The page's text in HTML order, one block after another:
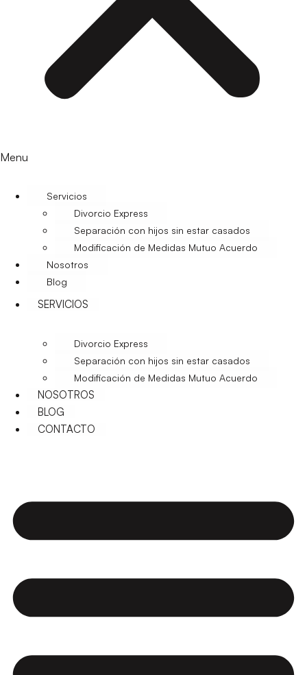
Menu
Servicios
Divorcio Express
Separación con hijos sin estar casados
Modificación de Medidas Mutuo Acuerdo
Nosotros
Blog
SERVICIOS
Divorcio Express
Separación con hijos sin estar casados
Modificación de Medidas Mutuo Acuerdo
NOSOTROS
BLOG
CONTACTO